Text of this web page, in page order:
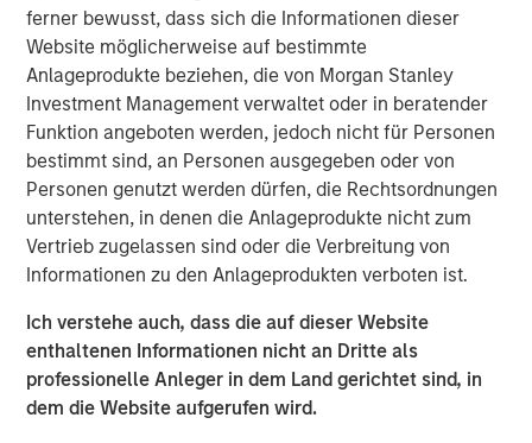
ferner bewusst, dass sich die Informationen dieser
Website möglicherweise auf bestimmte
Anlageprodukte beziehen, die von Morgan Stanley
Investment Management verwaltet oder in beratender
Funktion angeboten werden, jedoch nicht für Personen
bestimmt sind, an Personen ausgegeben oder von
Personen genutzt werden dürfen, die Rechtsordnungen
unterstehen, in denen die Anlageprodukte nicht zum
Vertrieb zugelassen sind oder die Verbreitung von
Informationen zu den Anlageprodukten verboten ist.
Ich verstehe auch, dass die auf dieser Website
enthaltenen Informationen nicht an Dritte als
professionelle Anleger in dem Land gerichtet sind, in
dem die Website aufgerufen wird.
differentiates it from the rest of the industry,” said Bill
Reiland, Managing Director of Morgan Stanley Expansion
Capital and Head of Morgan Stanley Expansion Credit.
“The company is a true innovator, giving hospitals and
clinics the workflow and technology they need at prices
they can pay. We’re excited to invest in Medsphere as
they continue to share their unique offering with
healthcare organizations.”
Using a subscription-based payment model, Medsphere’s
suite of solutions are available to all inpatient and
ambulatory facilities, including behavioral health
hospitals, specialty clinics and multi-facility systems,
regardless of size and budget. Over the past two years,
Medsphere has benefited from steadily increasing